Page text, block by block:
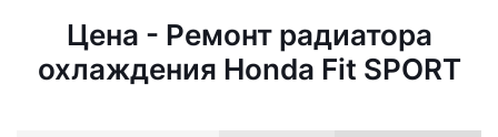
Цена - Ремонт радиатора
охлаждения Honda Fit SPORT